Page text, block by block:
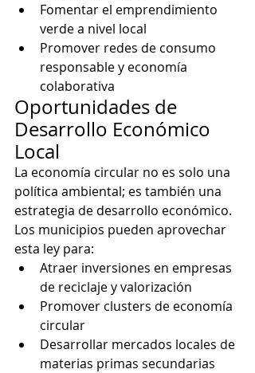
Fomentar el emprendimiento
verde a nivel local
Promover redes de consumo
responsable y economía
colaborativa
Oportunidades de
Desarrollo Económico
Local
La economía circular no es solo una
política ambiental; es también una
estrategia de desarrollo económico.
Los municipios pueden aprovechar
esta ley para:
Atraer inversiones en empresas
de reciclaje y valorización
Promover clusters de economía
circular
Desarrollar mercados locales de
materias primas secundarias